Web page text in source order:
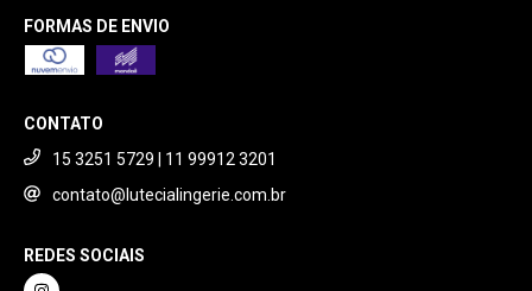
FORMAS DE ENVIO
CONTATO
15 3251 5729 | 11 99912 3201
contato@lutecialingerie.com.br
REDES SOCIAIS